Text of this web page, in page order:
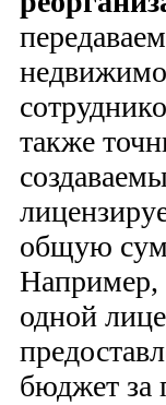
также
общую
Например,
одной
бюджет за